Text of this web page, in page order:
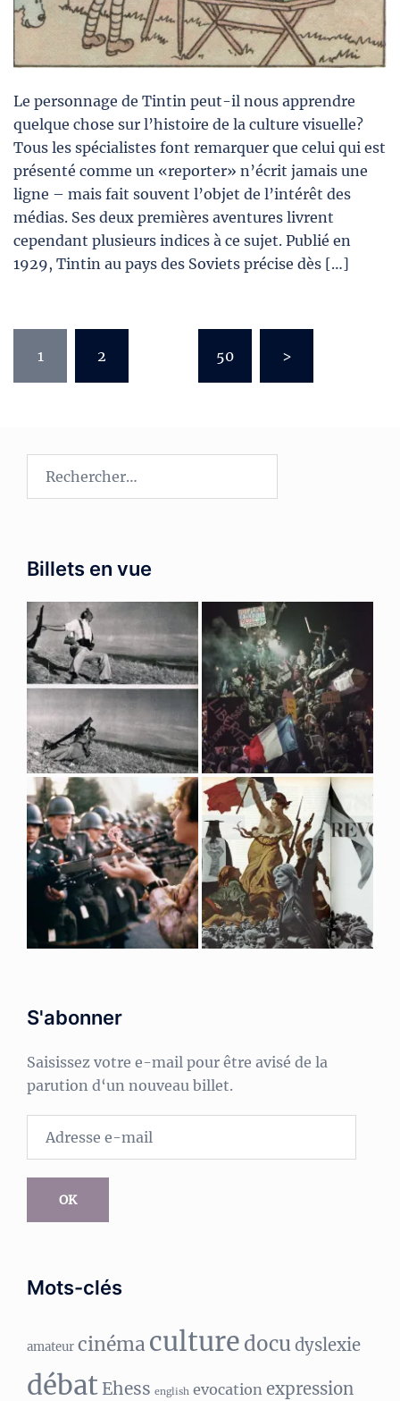
Le personnage de Tintin peut-il nous apprendre
quelque chose sur l’histoire de la culture visuelle?
Tous les spécialistes font remarquer que celui qui est
présenté comme un «reporter» n’écrit jamais une
ligne – mais fait souvent l’objet de l’intérêt des
médias. Ses deux premières aventures livrent
cependant plusieurs indices à ce sujet. Publié en
1929, Tintin au pays des Soviets précise dès […]
des
publications
1 2 50 >
Billets en vue
S'abonner
Saisissez votre e-mail pour être avisé de la
parution d‘un nouveau billet.
OK
Mots-clés
amateur cinémaculture docudyslexie
débat Ehess english evocation expression